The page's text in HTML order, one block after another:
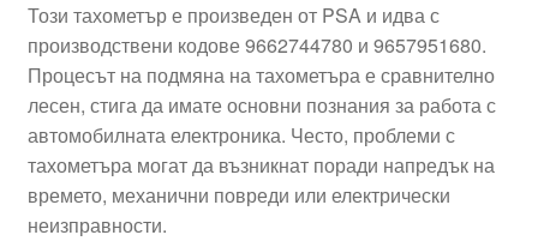
Този тахометър е произведен от PSA и идва с
производствени кодове 9662744780 и 9657951680.
Процесът на подмяна на тахометъра е сравнително
лесен, стига да имате основни познания за работа с
автомобилната електроника. Често, проблеми с
тахометъра могат да възникнат поради напредък на
времето, механични повреди или електрически
неизправности.